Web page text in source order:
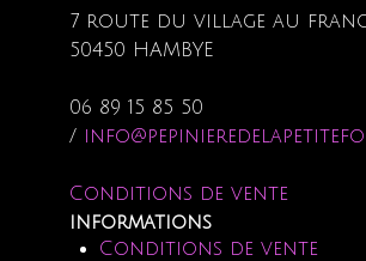
7 route du village au
50450 HAMBYE
06 89 15 85 50
/
Conditions de vente
informations
Conditions de vente